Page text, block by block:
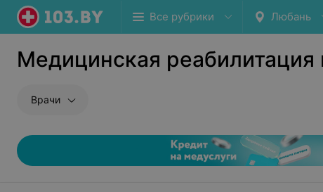
Все рубрики Любань
Медицинская
Врачи